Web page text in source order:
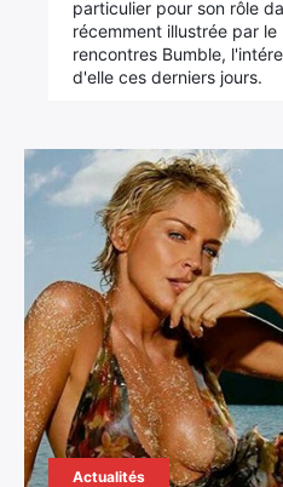
particulier pour son rôle
récemment illustrée par
rencontres Bumble,
d'elle ces derniers jours.
Actualités